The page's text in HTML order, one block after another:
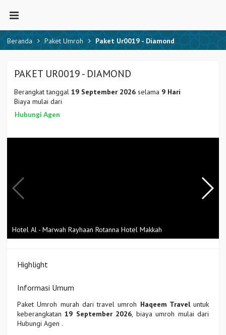
Beranda Paket Umroh Paket Ur0019 - Diamond
PAKET UR0019 - DIAMOND
Berangkat tanggal 19 September 2026 selama 9 Hari
Biaya mulai dari
Hubungi Agen
Hotel Al - Marwah Rayhaan Rotanna Hotel Makkah
Highlight
Informasi Umum
Paket Umroh murah dari travel umroh Haqeem Traveluntuk
keberangkatan19 September 2026, biaya umroh mulai dari
Hubungi Agen .